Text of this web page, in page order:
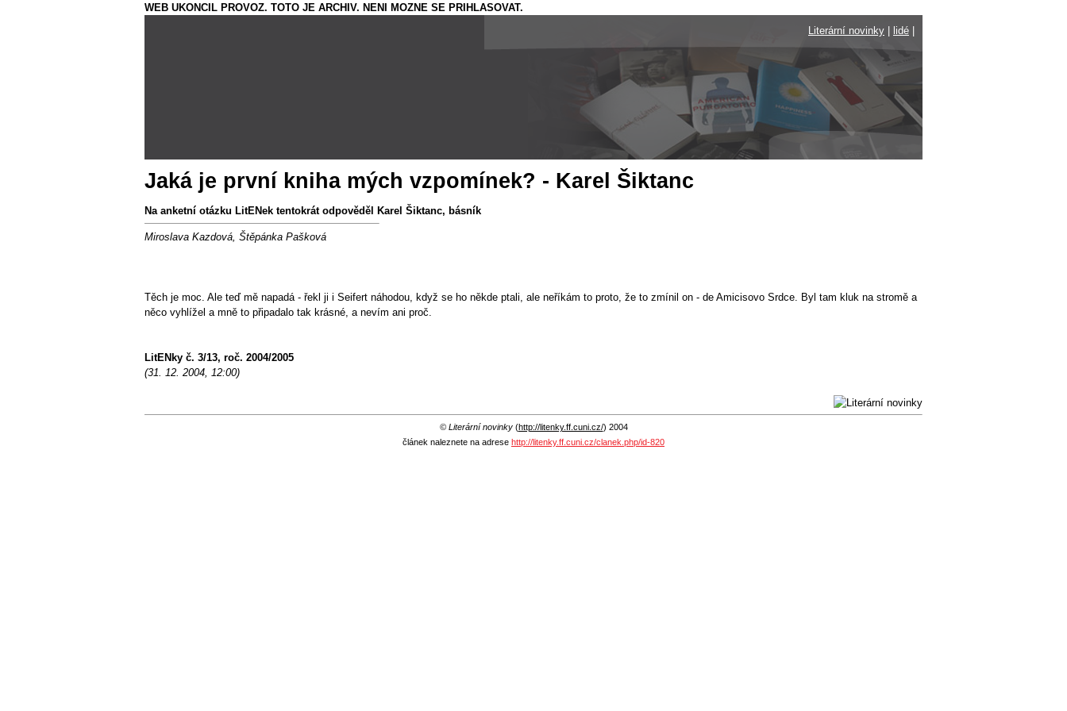
WEB UKONCIL PROVOZ. TOTO JE ARCHIV. NENI MOZNE SE PRIHLASOVAT.
Literární novinky
lidé
Jaká je první kniha mých vzpomínek? - Karel Šiktanc
Na anketní otázku LitENek tentokrát odpověděl Karel Šiktanc, básník
Miroslava Kazdová, Štěpánka Pašková
Těch je moc. Ale teď mě napadá - řekl ji i Seifert náhodou, když se ho někde ptali, ale neříkám to proto, že to zmínil on - de Amicisovo Srdce. Byl tam kluk na stromě a
něco vyhlížel a mně to připadalo tak krásné, a nevím ani proč.
LitENky č. 3/13, roč. 2004/2005
(31. 12. 2004, 12:00)
© Literární novinky(http://litenky.ff.cuni.cz/) 2004
článek naleznete na adrese http://litenky.ff.cuni.cz/clanek.php/id-820